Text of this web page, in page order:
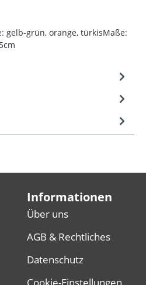
gelb-grün, orange, türkisMaße:
Informationen
Über uns
AGB & Rechtliches
Datenschutz